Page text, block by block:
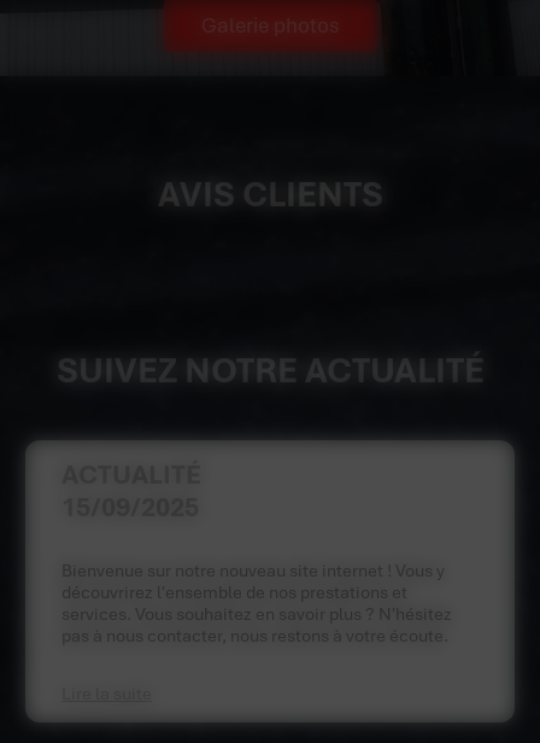
Galerie photos
AVIS CLIENTS
SUIVEZ NOTRE ACTUALITÉ
Bienvenue sur notre nouveau site internet ! Vous y
découvrirez l'ensemble de nos prestations et
services. Vous souhaitez en savoir plus ? N'hésitez
pas à nous contacter, nous restons à votre écoute.